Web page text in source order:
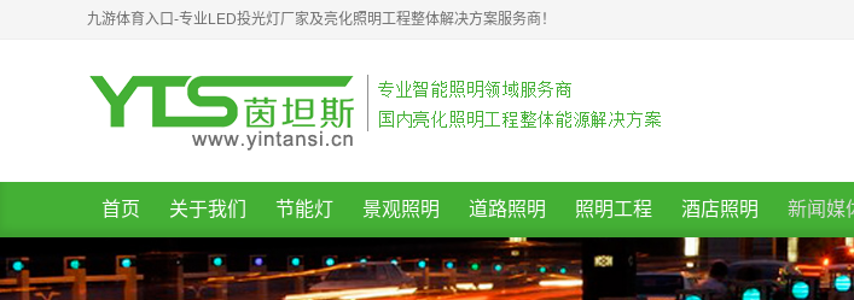
九游体育入口-专业LED投光灯厂家及亮化照明工程整体解决方案服务商！
首页 关于我们 节能灯 景观照明 道路照明 照明工程 酒店照明 新闻媒